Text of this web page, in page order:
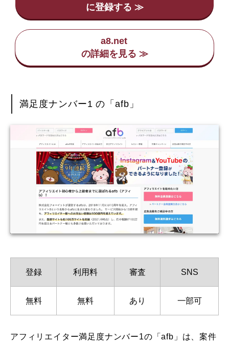
a8.net
満足度ナンバー1 の「afb」
登録 利用料 審査 SNS
無料 無料 あり 一部可
アフィリエイター満足度ナンバー1の「afb」は、案件